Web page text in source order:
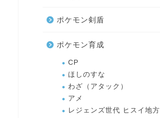
ポケモン剣盾
ポケモン育成
CP
ほしのすな
わざ（アタック）
アメ
レジェンズ世代 ヒスイ地方